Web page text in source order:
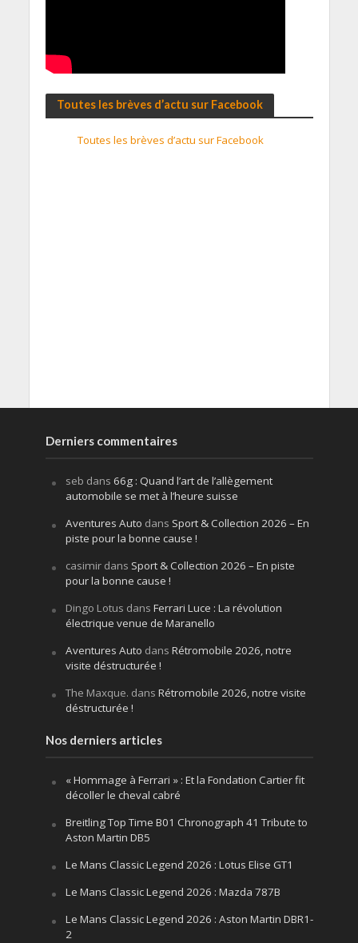
Toutes les brèves d’actu sur Facebook
Toutes les brèves d’actu sur Facebook
Derniers commentaires
seb dans 66g : Quand l’art de l’allègement
automobile se met à l’heure suisse
Aventures Auto dans Sport & Collection 2026 – En
piste pour la bonne cause !
casimirdans Sport & Collection 2026 – En piste
pour la bonne cause !
Dingo Lotus dans Ferrari Luce : La révolution
électrique venue de Maranello
Aventures Auto dans Rétromobile 2026, notre
visite déstructurée !
The Maxque. dans Rétromobile 2026, notre visite
déstructurée !
Nos derniers articles
« Hommage à Ferrari » : Et la Fondation Cartier fit
décoller le cheval cabré
Breitling Top Time B01 Chronograph 41 Tribute to
Aston Martin DB5
Le Mans Classic Legend 2026 : Lotus Elise GT1
Le Mans Classic Legend 2026 : Mazda 787B
Le Mans Classic Legend 2026 : Aston Martin DBR1-
2